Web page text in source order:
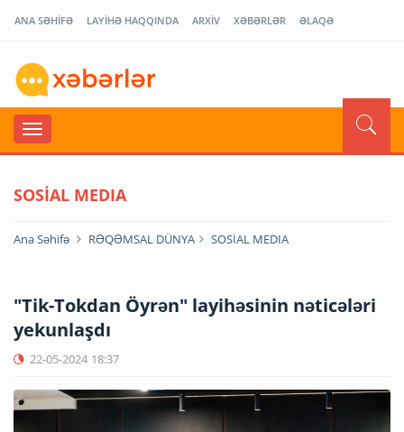
ANA SƏHİFƏ LAYİHƏ HAQQINDA ARXİV XƏBƏRLƏR ƏLAQƏ
SOSİAL MEDIA
Ana Səhifə RƏQƏMSAL DÜNYA SOSİAL MEDIA
"Tik-Tokdan Öyrən" layihəsinin nəticələri
yekunlaşdı
22-05-2024 18:37